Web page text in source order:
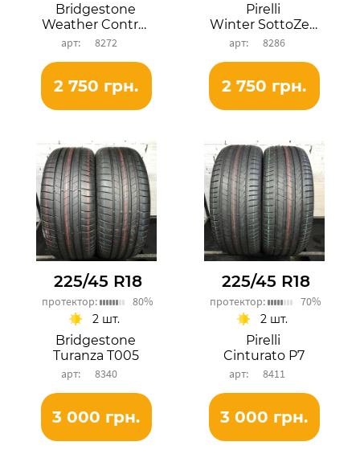
Bridgestone
Weather Control A005 EVO
8272
2 750 грн.
Pirelli
Winter SottoZero 3
8286
2 750 грн.
225/45 R18
протектор: 80%
Bridgestone
Turanza T005
8340
2 шт.
3 000 грн.
225/45 R18
протектор: 70%
Pirelli
Cinturato P7
8411
2 шт.
3 000 грн.